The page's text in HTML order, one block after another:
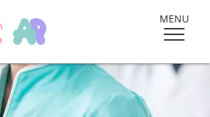
MENU